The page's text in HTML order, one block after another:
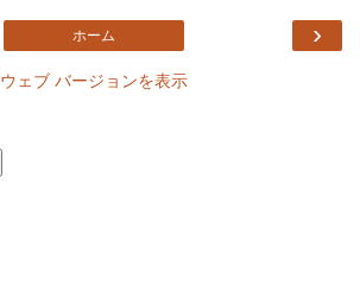
›
ホーム
ウェブ バージョンを表示